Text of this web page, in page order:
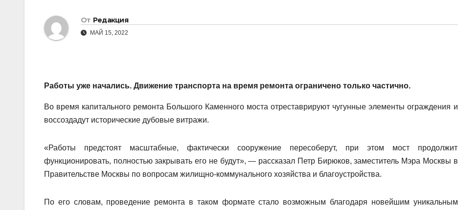
От Редакция
МАЙ 15, 2022
Работы уже начались. Движение транспорта на время ремонта ограничено только частично.
Во время капитального ремонта Большого Каменного моста отреставрируют чугунные элементы ограждения и
воссоздадут исторические дубовые витражи.
«Работы предстоят масштабные, фактически сооружение пересоберут, при этом мост продолжит
функционировать, полностью закрывать его не будут», — рассказал Петр Бирюков, заместитель Мэра Москвы в
Правительстве Москвы по вопросам жилищно-коммунального хозяйства и благоустройства.
По его словам, проведение ремонта в таком формате стало возможным благодаря новейшим уникальным